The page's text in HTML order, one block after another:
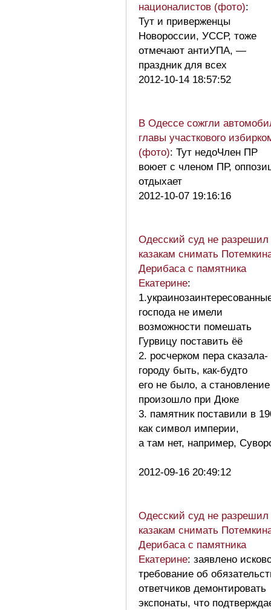
националистов (фото):
Тут и приверженцы
Новороссии, УССР, тоже
отмечают антиУПА, —
праздник для всех
2012-10-14 18:57:52
В Одессе сожгли
главы участкового
(фото): Тут недоЧлен ПР
воюет с членом ПР,
отдыхает
2012-10-07 19:16:16
Одесский суд не разрешил
казакам снимать
Дерибаса с памятника
Екатерине:
господа не имели
возможности помешать
Гурвицу поставить ёё
2. росчерком пера сказала-
городу быть, как-будто
его не было, а становление
произошло при Дюке
3. памятник поставили в
как символ империи,
а там нет, например,
2012-09-16 20:49:12
Одесский суд не разрешил
казакам снимать
Дерибаса с памятника
Екатерине: заявлено
требование об
ответчиков демонтировать
экспонаты, что